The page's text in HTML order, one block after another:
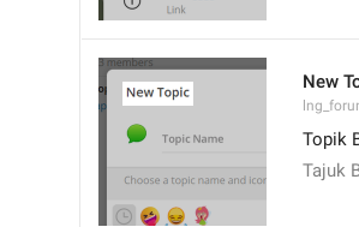
New
Topik
Tajuk